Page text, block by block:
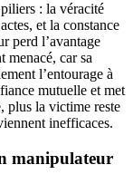
: la véracité
et la constance
perd l’avantage
menacé, car sa
l’entourage à
mutuelle et met
plus la victime reste
inefficaces.
manipulateur